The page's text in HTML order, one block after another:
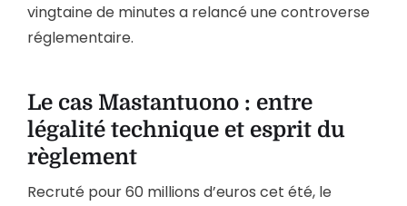
vingtaine de minutes a relancé une controverse
réglementaire.
Le cas Mastantuono : entre
légalité technique et esprit du
règlement
Recruté pour 60 millions d’euros cet été, le